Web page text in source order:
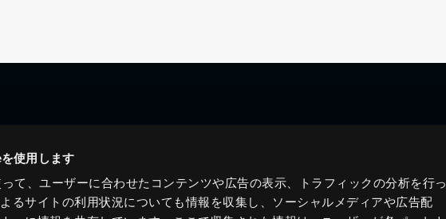
使用します
て、ユーザーに合わせたコンテンツや広告の表示、トラフィックの分析を行っ
るサイトの利用状況についても情報を収集し、ソーシャルメディアや広告配
ブログ
ニュース